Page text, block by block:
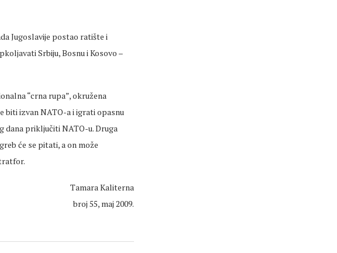
Jugoslavije postao ratište i
Srbiju, Bosnu i Kosovo –
“crna rupa”, okružena
biti izvan NATO-a i igrati opasnu
dana priključiti NATO-u. Druga
će se pitati, a on može
Tamara Kaliterna
broj 55, maj 2009.